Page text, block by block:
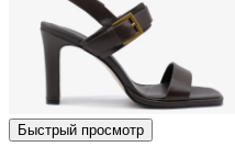
Быстрый просмотр